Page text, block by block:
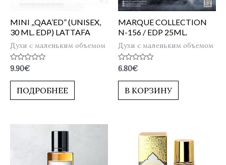
MINI ,,QAA’ED” (UNISEX,
30 ML. EDP) LATTAFA
Духи с маленьким объемом
Оценка
0
из
9.90€
ПОДРОБНЕЕ
MARQUE COLLECTION
N-156 / EDP 25ML.
Духи с маленьким объемом
Оценка
0
из
6.80€
В КОРЗИНУ